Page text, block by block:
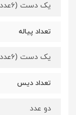
یک دست (6عدد)
تعداد پیاله
یک دست (6عدد)
تعداد دیس
دو عدد